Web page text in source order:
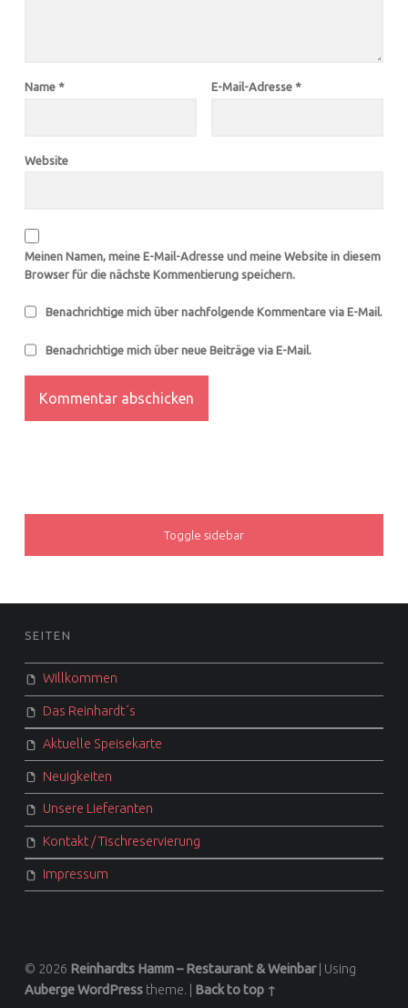
Name * E-Mail-Adresse *
Website
Meinen Namen, meine E-Mail-Adresse und meine Website in diesem
Browser für die nächste Kommentierung speichern.
Benachrichtige mich über nachfolgende Kommentare via E-Mail.
Benachrichtige mich über neue Beiträge via E-Mail.
SIDEBAR
Toggle sidebar
FOOTER SIDEBAR
SEITEN
Willkommen
Das Reinhardt´s
Aktuelle Speisekarte
Neuigkeiten
Unsere Lieferanten
Kontakt / Tischreservierung
Impressum
© 2026 Reinhardts Hamm – Restaurant & Weinbar
Using
AubergeWordPresstheme. Back to top ↑